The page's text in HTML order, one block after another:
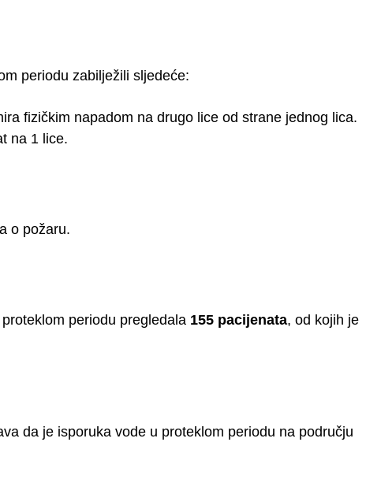
periodu zabilježili sljedeće:
fizičkim napadom na drugo lice od strane jednog lica.
na 1 lice.
o požaru.
periodu pregledala 155 pacijenata, od kojih je
da je isporuka vode u proteklom periodu na području